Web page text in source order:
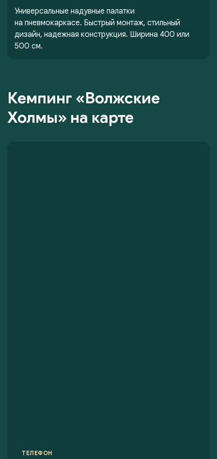
Универсальные надувные палатки
на пневмокаркасе. Быстрый монтаж, стильный
дизайн, надежная конструкция. Ширина 400 или
500 см.
Кемпинг «Волжские
Холмы» на карте
ТЕЛЕФОН